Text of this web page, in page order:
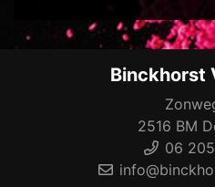
Binckhorst
2516 BM
06